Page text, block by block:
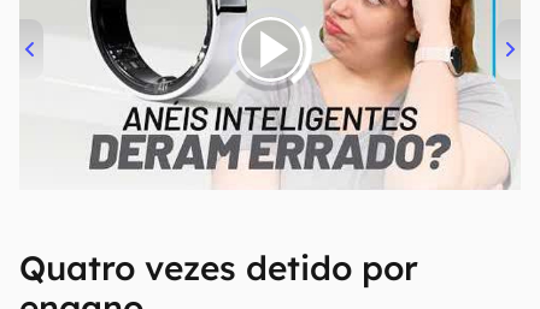
00:00/21:11
Quatro vezes detido por